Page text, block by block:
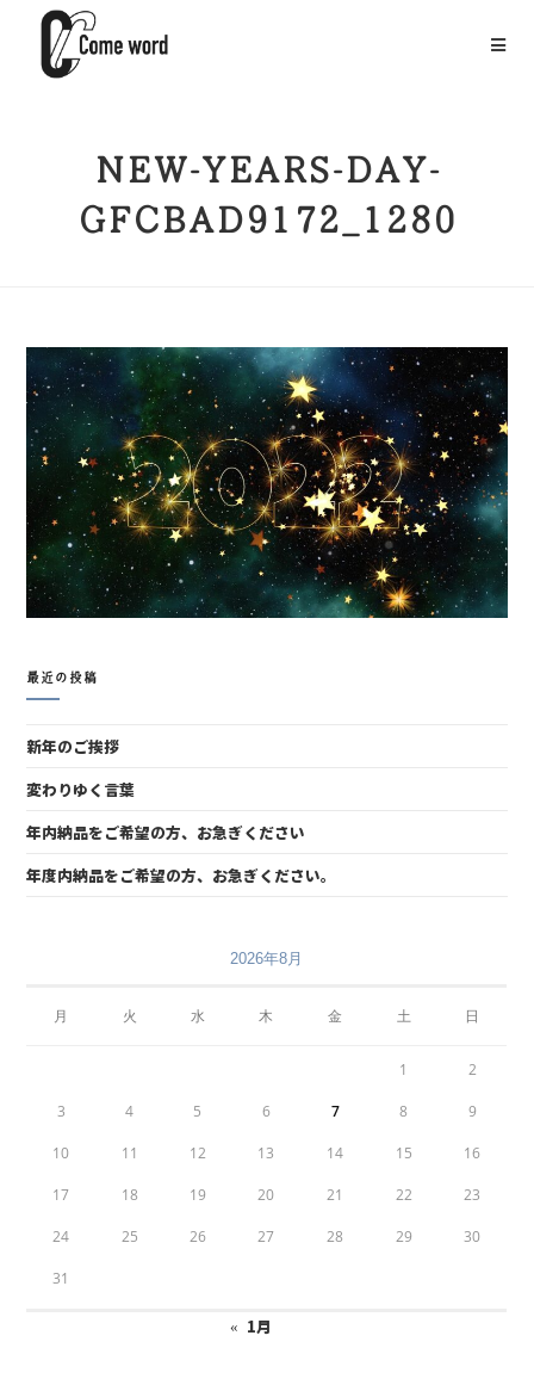
NEW-YEARS-DAY-
GFCBAD9172_1280
最近の投稿
新年のご挨拶
変わりゆく言葉
年内納品をご希望の方、お急ぎください
年度内納品をご希望の方、お急ぎください。
2026年8月
月 火 水 木 金 土 日
1 2
3 4 5 6 7 8 9
10 11 12 13 14 15 16
17 18 19 20 21 22 23
24 25 26 27 28 29 30
31
« 1月